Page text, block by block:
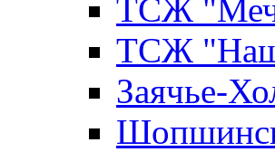
ТСЖ
ТСЖ
Заячье-